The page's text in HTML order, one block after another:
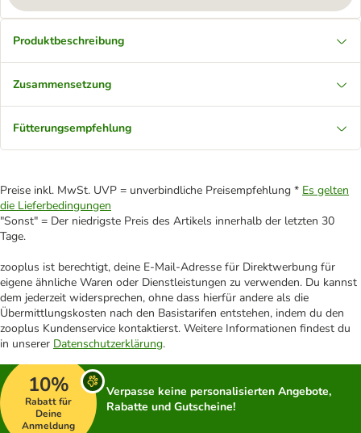
Produktbeschreibung
Zusammensetzung
Fütterungsempfehlung
Preise inkl. MwSt. UVP = unverbindliche Preisempfehlung * Es gelten
die Lieferbedingungen
"Sonst" = Der niedrigste Preis des Artikels innerhalb der letzten 30
Tage.
zooplus ist berechtigt, deine E-Mail-Adresse für Direktwerbung für
eigene ähnliche Waren oder Dienstleistungen zu verwenden. Du kannst
dem jederzeit widersprechen, ohne dass hierfür andere als die
Übermittlungskosten nach den Basistarifen entstehen, indem du den
zooplus Kundenservice kontaktierst. Weitere Informationen findest du
in unserer Datenschutzerklärung.
10%
Rabatt für
Deine
Anmeldung
Verpasse keine personalisierten Angebote,
Rabatte und Gutscheine!